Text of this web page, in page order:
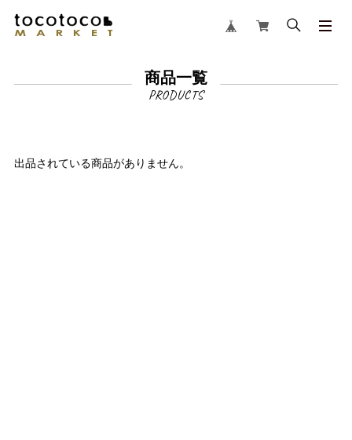
商品一覧
出品されている商品がありません。